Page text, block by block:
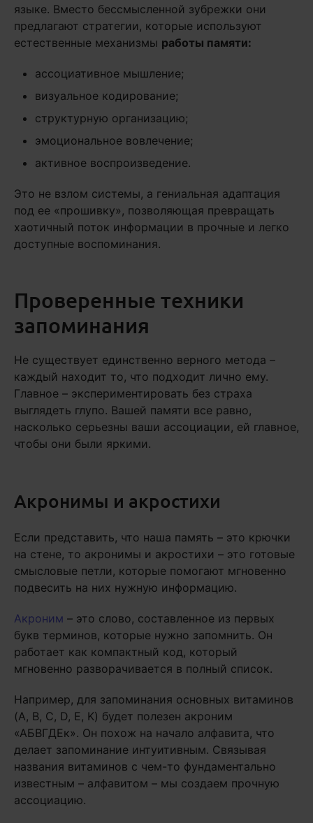
языке. Вместо бессмысленной зубрежки они
предлагают стратегии, которые используют
естественные механизмы работы памяти:
ассоциативное мышление;
визуальное кодирование;
структурную организацию;
эмоциональное вовлечение;
активное воспроизведение.
Это не взлом системы, а гениальная адаптация
под ее «прошивку», позволяющая превращать
хаотичный поток информации в прочные и легко
доступные воспоминания.
Проверенные техники
запоминания
Не существует единственно верного метода –
каждый находит то, что подходит лично ему.
Главное – экспериментировать без страха
выглядеть глупо. Вашей памяти все равно,
насколько серьезны ваши ассоциации, ей главное,
чтобы они были яркими.
Акронимы и акростихи
Если представить, что наша память – это крючки
на стене, то акронимы и акростихи – это готовые
смысловые петли, которые помогают мгновенно
подвесить на них нужную информацию.
Акроним – это слово, составленное из первых
букв терминов, которые нужно запомнить. Он
работает как компактный код, который
мгновенно разворачивается в полный список.
Например, для запоминания основных витаминов
(A, B, C, D, E, K) будет полезен акроним
«АБВГДЕк». Он похож на начало алфавита, что
делает запоминание интуитивным. Связывая
названия витаминов с чем-то фундаментально
известным – алфавитом – мы создаем прочную
ассоциацию.